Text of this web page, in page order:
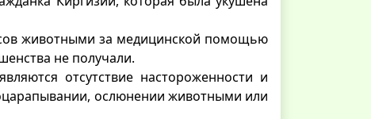
животными за медицинской помощью
не получали.
отсутствие настороженности и
ослюнении животными или